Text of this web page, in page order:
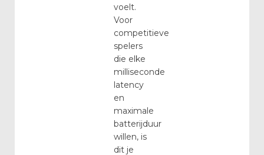
voelt.
Voor
competitieve
spelers
die elke
milliseconde
latency
en
maximale
batterijduur
willen, is
dit je